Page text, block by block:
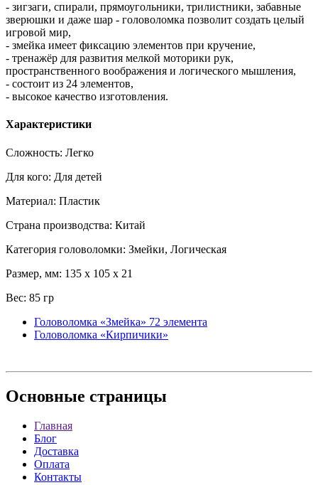
- зигзаги, спирали, прямоугольники, трилистники, забавные
зверюшки и даже шар - головоломка позволит создать целый
игровой мир,
- змейка имеет фиксацию элементов при кручение,
- тренажёр для развития мелкой моторики рук,
пространственного воображения и логического мышления,
- состоит из 24 элементов,
- высокое качество изготовления.
Характеристики
Сложность: Легко
Для кого: Для детей
Материал: Пластик
Страна производства: Китай
Категория головоломки: Змейки, Логическая
Размер, мм: 135 x 105 x 21
Вес: 85 гр
Головоломка «Змейка» 72 элемента
Головоломка «Кирпичики»
Основные страницы
Главная
Блог
Доставка
Оплата
Контакты